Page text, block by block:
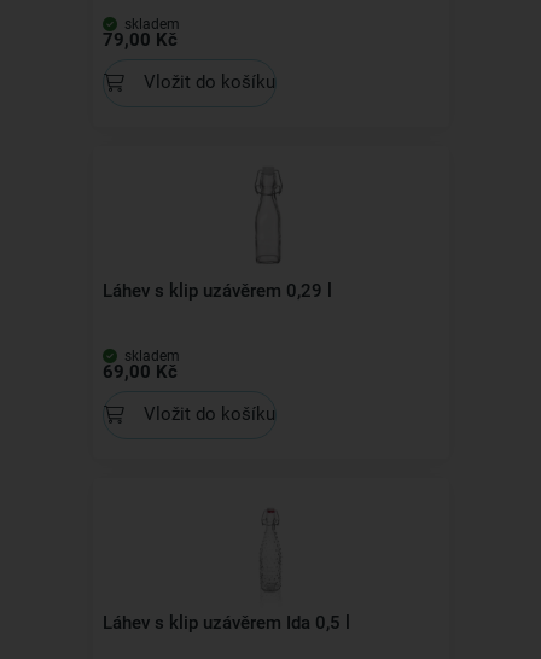
skladem
79,00 Kč
Vložit do košíku
Láhev s klip uzávěrem 0,29 l
skladem
69,00 Kč
Vložit do košíku
Láhev s klip uzávěrem Ida 0,5 l